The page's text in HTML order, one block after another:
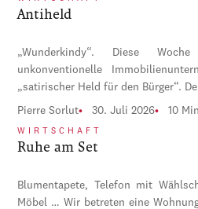
Antiheld
„Wunderkindy“. Diese
unkonventionelle
„satirischer Held für den Bürger“.
Pierre Sorlut 30. Juli 2026 10
WIRTSCHAFT
Ruhe am Set
Blumentapete, Telefon mit
Möbel … Wir betreten eine